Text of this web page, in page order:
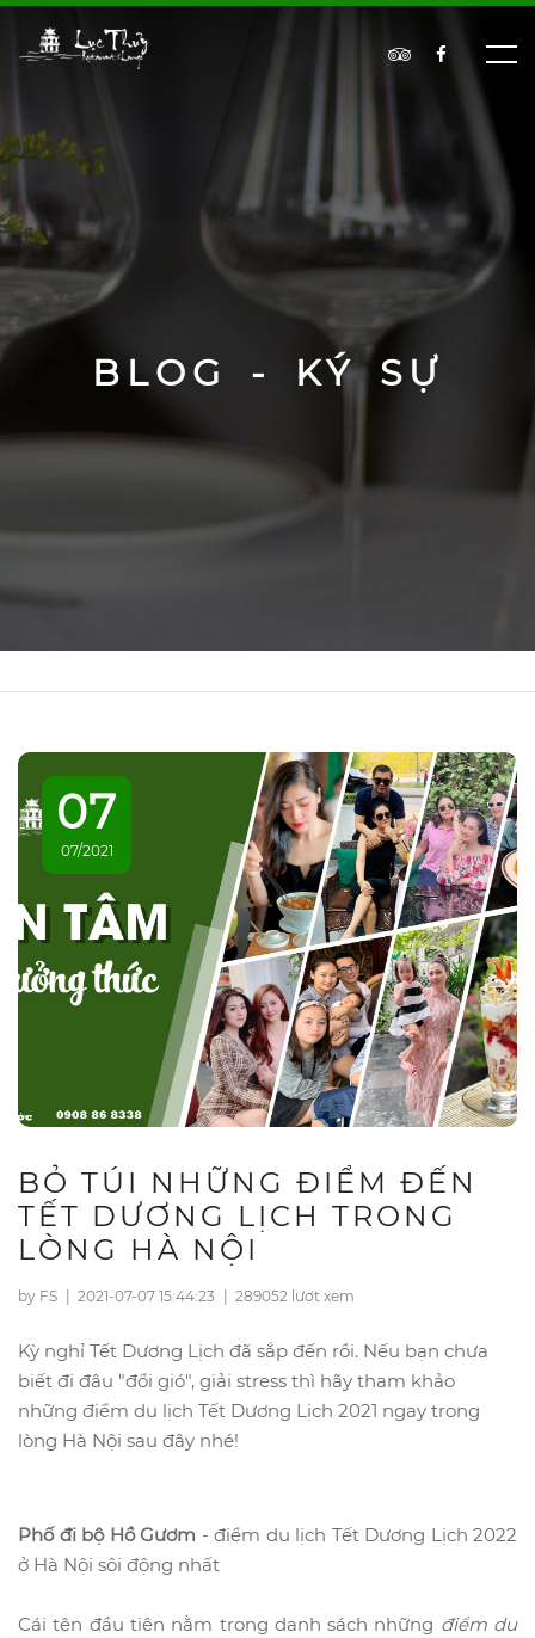
BLOG - KÝ SỰ
07
07/2021
BỎ TÚI NHỮNG ĐIỂM ĐẾN
TẾT DƯƠNG LỊCH TRONG
LÒNG HÀ NỘI
by FS | 2021-07-07 15:44:23 | 289052 lượt xem
Kỳ nghỉ Tết Dương Lịch đã sắp đến rồi. Nếu bạn chưa
biết đi đâu "đổi gió", giải stress thì hãy tham khảo
những điểm du lịch Tết Dương Lịch 2021 ngay trong
lòng Hà Nội sau đây nhé!
Phố đi bộ Hồ Gươm - điểm du lịch Tết Dương Lịch 2022
ở Hà Nội sôi động nhất
Cái tên đầu tiên nằm trong danh sách những điểm du